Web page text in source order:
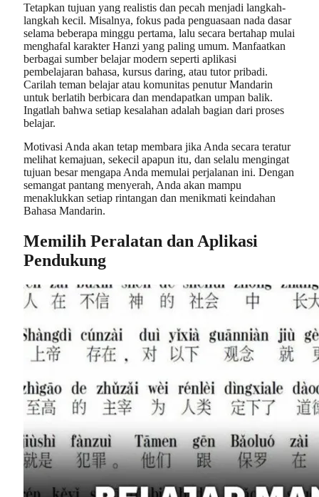
Tetapkan tujuan yang realistis dan pecah menjadi langkah-
langkah kecil. Misalnya, fokus pada penguasaan nada dasar
selama beberapa minggu pertama, lalu secara bertahap mulai
menghafal karakter Hanzi yang paling umum. Manfaatkan
berbagai sumber belajar modern seperti aplikasi
pembelajaran bahasa, kursus daring, atau tutor pribadi.
Carilah teman belajar atau komunitas penutur Mandarin
untuk berlatih berbicara dan mendapatkan umpan balik.
Ingatlah bahwa setiap kesalahan adalah bagian dari proses
belajar.
Motivasi Anda akan tetap membara jika Anda secara teratur
melihat kemajuan, sekecil apapun itu, dan selalu mengingat
tujuan besar mengapa Anda memulai perjalanan ini. Dengan
semangat pantang menyerah, Anda akan mampu
menaklukkan setiap rintangan dan menikmati keindahan
Bahasa Mandarin.
Memilih Peralatan dan Aplikasi
Pendukung